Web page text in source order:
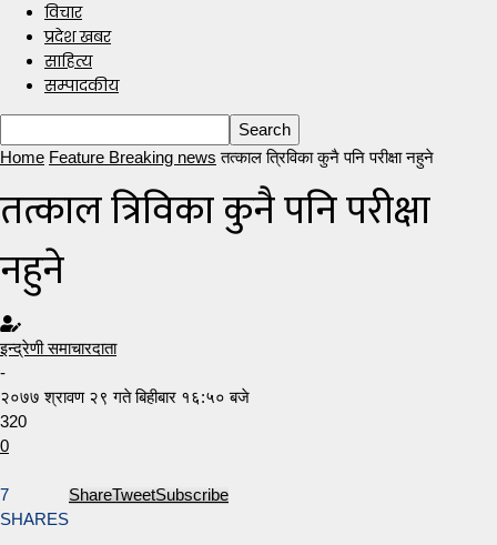
विचार
प्रदेश खबर
साहित्य
सम्पादकीय
Home Feature Breaking news तत्काल त्रिविका कुनै पनि परीक्षा नहुने
तत्काल त्रिविका कुनै पनि परीक्षा
नहुने
इन्द्रेणी समाचारदाता
-
२०७७ श्रावण २९ गते बिहीबार १६:५० बजे
320
0
7
SHARES
ShareTweetSubscribe